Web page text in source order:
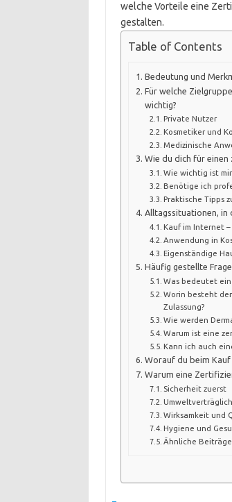
welche Vorteile eine
gestalten.
Table of Contents
Bedeutung und
Für welche
wichtig?
Private Nutzer
Kosmetiker und
Medizinische
Wie du dich für
Wie wichtig ist
Benötige ich
Praktische Tipps
Alltagssituationen, in
Kauf im Internet
Anwendung in
Eigenständige
Häufig gestellte
Was bedeutet
Worin besteht der
Zulassung?
Wie werden
Warum ist eine
Kann ich auch
Worauf du beim
Warum eine
Sicherheit zuerst
Wirksamkeit und
Hygiene und
Ähnliche